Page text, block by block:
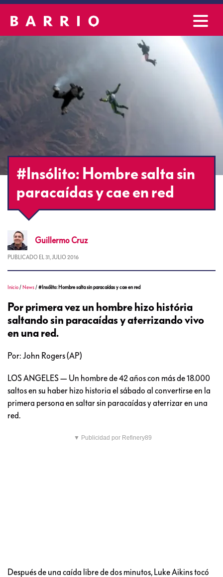
#Insólito: Hombre salta sin
paracaídas y cae en red
Guillermo Cruz
PUBLICADO EL 31, JULIO 2016
Inicio / News /#Insólito: Hombre salta sin paracaídas y cae en red
Por primera vez un hombre hizo história
saltando sin paracaídas y aterrizando vivo
en una red.
Por: John Rogers (AP)
LOS ANGELES — Un hombre de 42 años con más de 18.000
saltos en su haber hizo historia el sábado al convertirse en la
primera persona en saltar sin paracaídas y aterrizar en una
red.
▼ Publicidad por Refinery89
Después de una caída libre de dos minutos, Luke Aikins tocó